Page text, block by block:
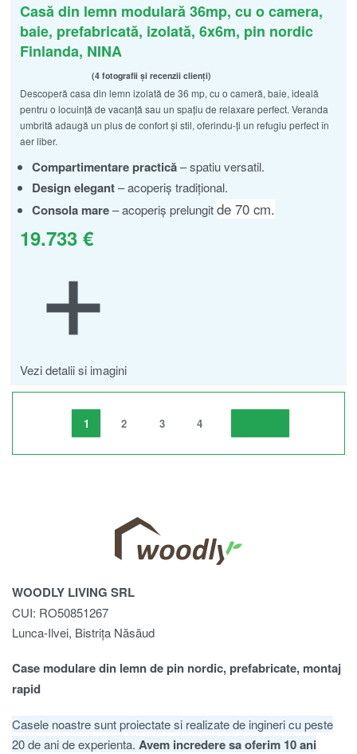
Casă din lemn modulară 36mp, cu o camera,
baie, prefabricată, izolată, 6x6m, pin nordic
Finlanda, NINA
Evaluat la4.75din 5
4 fotografii și recenzii clienți
Descoperă casa din lemn izolată de 36 mp, cu o cameră, baie, ideală
pentru o locuință de vacanță sau un spațiu de relaxare perfect. Veranda
umbrită adaugă un plus de confort și stil, oferindu-ți un refugiu perfect în
aer liber.
Compartimentare practică– spatiu versatil.
Design elegant– acoperiș tradițional.
Consola mare– acoperiș prelungitde 70 cm.
19.733 €
Vezi detalii si imagini
1 2 3 4
WOODLY LIVING SRL
CUI: RO50851267
Lunca-Ilvei, Bistrița Năsăud
Case modulare din lemn de pin nordic, prefabricate, montaj
rapid
Casele noastre sunt proiectate si realizate de ingineri cu peste
20 de ani de experienta. Avem incredere sa oferim 10 ani